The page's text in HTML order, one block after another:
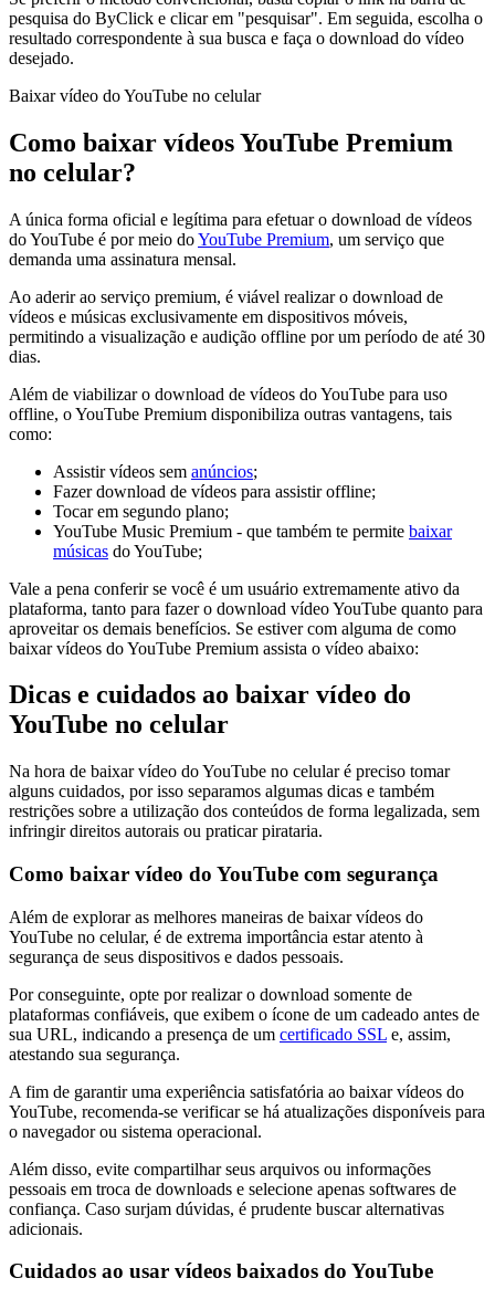
pesquisa do ByClick e clicar em "pesquisar". Em seguida, escolha o
resultado correspondente à sua busca e faça o download do vídeo
desejado.
Baixar vídeo do YouTube no celular
Como baixar vídeos YouTube Premium
no celular?
A única forma oficial e legítima para efetuar o download de vídeos
do YouTube é por meio doYouTube Premium, um serviço que
demanda uma assinatura mensal.
Ao aderir ao serviço premium, é viável realizar o download de
vídeos e músicas exclusivamente em dispositivos móveis,
permitindo a visualização e audição offline por um período de até 30
dias.
Além de viabilizar o download de vídeos do YouTube para uso
offline, o YouTube Premium disponibiliza outras vantagens, tais
como:
Assistir vídeos sem anúncios;
Fazer download de vídeos para assistir offline;
Tocar em segundo plano;
YouTube Music Premium - que também te permite baixar
músicas do YouTube;
Vale a pena conferir se você é um usuário extremamente ativo da
plataforma, tanto para fazer o download vídeo YouTube quanto para
aproveitar os demais benefícios. Se estiver com alguma de como
baixar vídeos do YouTube Premium assista o vídeo abaixo:
Dicas e cuidados ao baixar vídeo do
YouTube no celular
Na hora de baixar vídeo do YouTube no celular é preciso tomar
alguns cuidados, por isso separamos algumas dicas e também
restrições sobre a utilização dos conteúdos de forma legalizada, sem
infringir direitos autorais ou praticar pirataria.
Como baixar vídeo do YouTube com segurança
Além de explorar as melhores maneiras de baixar vídeos do
YouTube no celular, é de extrema importância estar atento à
segurança de seus dispositivos e dados pessoais.
Por conseguinte, opte por realizar o download somente de
plataformas confiáveis, que exibem o ícone de um cadeado antes de
sua URL, indicando a presença de um certificado SSL e, assim,
atestando sua segurança.
A fim de garantir uma experiência satisfatória ao baixar vídeos do
YouTube, recomenda-se verificar se há atualizações disponíveis para
o navegador ou sistema operacional.
Além disso, evite compartilhar seus arquivos ou informações
pessoais em troca de downloads e selecione apenas softwares de
confiança. Caso surjam dúvidas, é prudente buscar alternativas
adicionais.
Cuidados ao usar vídeos baixados do YouTube